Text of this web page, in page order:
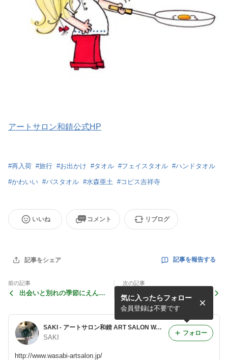
アートサロン和錆公式HP
#再入荷 #旅行 #お出かけ #タオル #フェイスタオル #ハンドタオル
#かわいい #バスタオル #水森亜土 #コピス吉祥寺
いいね コメント リブログ
記事をシェア 記事を報告する
前の記事
出会いと別れの季節にえんむ
次の記事
この春は亜土ちゃんロンTで
決まり✨
SAKI - アートサロン和錆 ART SALON WASABI 徒然ブログ
SAKI
http://www.wasabi-artsalon.jp/
気に入ったらフォロー
会員登録は不要です
フォロー